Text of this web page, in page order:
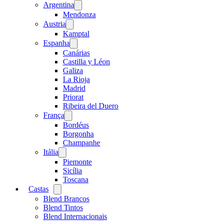
Argentina
menu
Mendonza
Austria
menu
Kamptal
Espanha
menu
Canárias
Castilla y Léon
Galiza
La Rioja
Madrid
Priorat
Ribeira del Duero
França
menu
Bordéus
Borgonha
Champanhe
Itália
menu
Piemonte
Sicília
Toscana
Castas
menu
Blend Brancos
Blend Tintos
Blend Internacionais